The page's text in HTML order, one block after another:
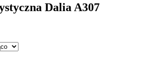
Dalia A307